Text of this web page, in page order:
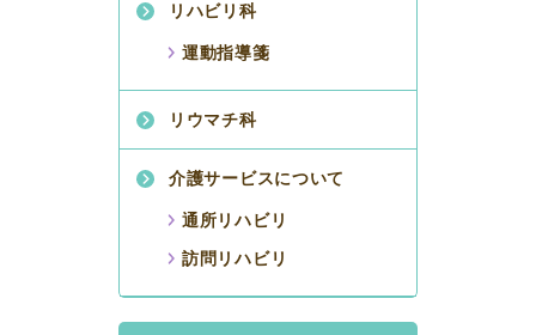
リハビリ科
運動指導箋
リウマチ科
介護サービスについて
通所リハビリ
訪問リハビリ